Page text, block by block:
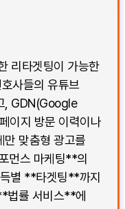
리타겟팅이 가능한
사들의 유튜브
, GDN(Google
이지 방문 이력이나
만 맞춤형 광고를
먼스 마케팅**의
별 **타겟팅**까지
법률 서비스**에